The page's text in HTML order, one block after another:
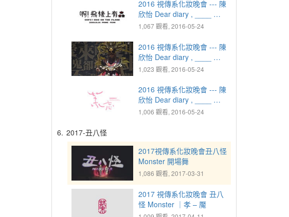
2016 視傳系化妝晚會 --- 陳
欣怡 Dear diary , ____ ｜
2000.01.01 恐懼 - 啊！飛
1,067 觀看, 2016-05-24
2016 視傳系化妝晚會 --- 陳
欣怡 Dear diary , ____ ｜
2012.12.21 傻眼 - 某紀某
1,023 觀看, 2016-05-24
2016 視傳系化妝晚會 --- 陳
欣怡 Dear diary , ____ ｜
2036.04.03 雀躍 - 茉忘
1,006 觀看, 2016-05-24
6. 2017-丑八怪
2017視傳系化妝晚會丑八怪
Monster 開場舞
1,086 觀看, 2017-03-31
2017 視傳系化妝晚會 丑八
怪 Monster ｜孝 – 魘